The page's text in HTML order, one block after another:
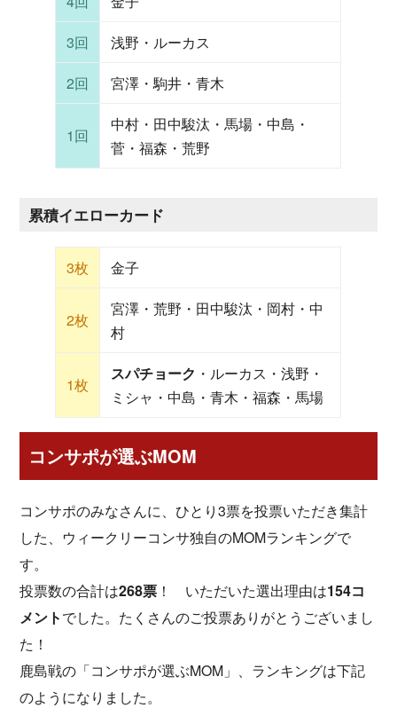
3回
浅野・ルーカス
2回
宮澤・駒井・青木
1回
中村・田中駿汰・馬場・中島・
菅・福森・荒野
累積イエローカード
3枚 金子
2枚
宮澤・荒野・田中駿汰・岡村・中
村
1枚
スパチョーク ・ルーカス・浅野・
ミシャ・中島・青木・福森・馬場
コンサポが選ぶMOM
コンサポのみなさんに、ひとり3票を投票いただき集計
した、ウィークリーコンサ独自のMOMランキングで
す。
投票数の合計は268票！ いただいた選出理由は154コ
メントでした。たくさんのご投票ありがとうございまし
た！
鹿島戦の「コンサポが選ぶMOM」、ランキングは下記
のようになりました。